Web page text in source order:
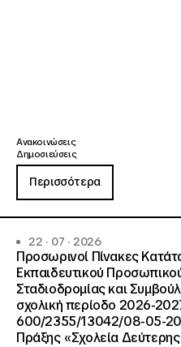
Ανακοινώσεις
Δημοσιεύσεις
Περισσότερα
22 · 07 · 2026
Προσωρινοί Πίνακες
Εκπαιδευτικού
Σταδιοδρομίας και
σχολική περίοδο 2026-
600/2355/13042/08-05-
Πράξης «Σχολεία